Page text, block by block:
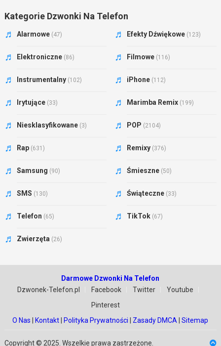
Kategorie Dzwonki Na Telefon
Alarmowe (47) Efekty Dźwiękowe (123)
Elektroniczne (86) Filmowe (116)
Instrumentalny (102) iPhone (112)
Irytujące (33) Marimba Remix (199)
Niesklasyfikowane (3) POP (2104)
Rap (631) Remixy (376)
Samsung (90) Śmieszne (50)
SMS (130) Świąteczne (33)
Telefon (65) TikTok (67)
Zwierzęta (26)
Darmowe Dzwonki Na Telefon
Dzwonek-Telefon.pl
Facebook Twitter
Youtube
Pinterest
O Nas
Kontakt Polityka Prywatności Zasady DMCA |Sitemap
Copyright © 2025. Wszelkie prawa zastrzeżone.